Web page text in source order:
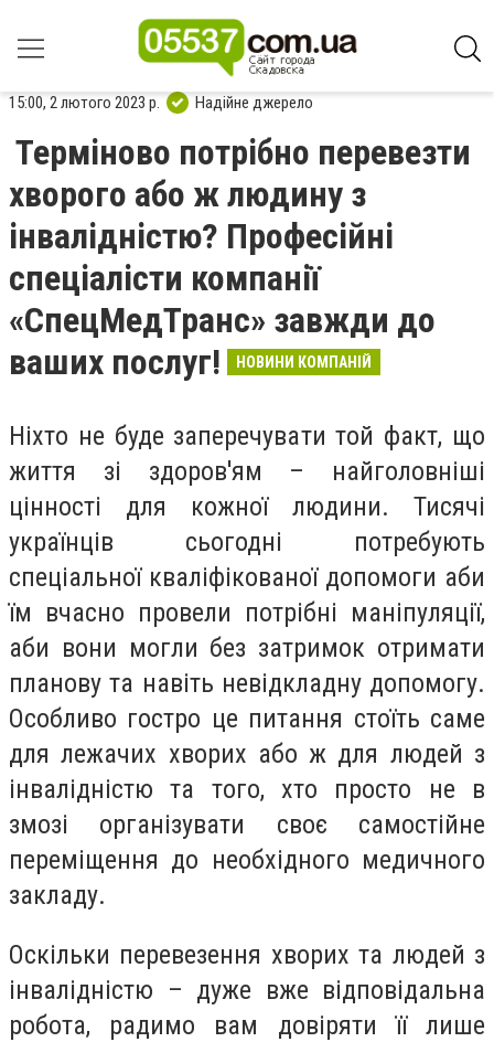
15:00, 2 лютого 2023 р. Надійне джерело
Терміново потрібно перевезти
хворого або ж людину з
інвалідністю? Професійні
спеціалісти компанії
«СпецМедТранс» завжди до
ваших послуг!
НОВИНИ КОМПАНІЙ
Ніхто не буде заперечувати той факт, що
життя зі здоров'ям – найголовніші
цінності для кожної людини. Тисячі
українців сьогодні потребують
спеціальної кваліфікованої допомоги аби
їм вчасно провели потрібні маніпуляції,
аби вони могли без затримок отримати
планову та навіть невідкладну допомогу.
Особливо гостро це питання стоїть саме
для лежачих хворих або ж для людей з
інвалідністю та того, хто просто не в
змозі організувати своє самостійне
переміщення до необхідного медичного
закладу.
Оскільки перевезення хворих та людей з
інвалідністю – дуже вже відповідальна
робота, радимо вам довіряти її лише